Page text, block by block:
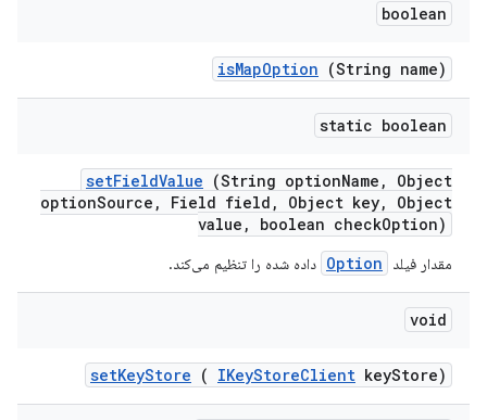
boolean
isMapOption (String name)
static boolean
setFieldValue (String optionName ,
Object
optionSource , Field field , Object key,
Object
value , boolean checkOption)
مقدار فیلد Option داده شده را تنظیم می‌کند.
void
setKeyStore ( IKeyStoreClient keyStore)